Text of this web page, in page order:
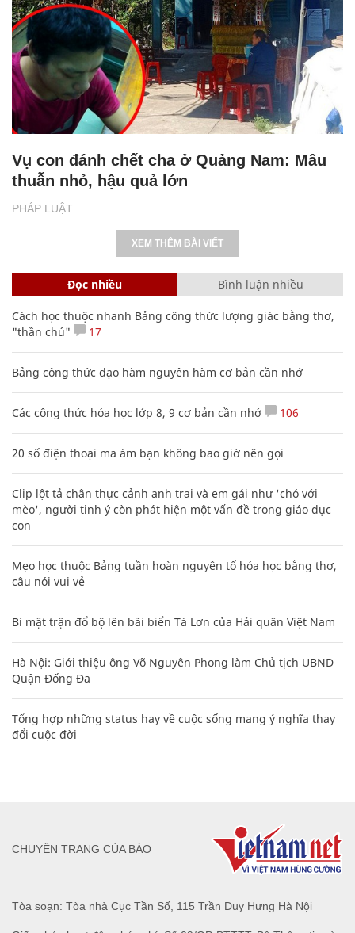
PHÁP LUẬT
Vụ con đánh chết cha ở Quảng Nam: Mâu
thuẫn nhỏ, hậu quả lớn
XEM THÊM BÀI VIẾT
Đọc nhiều Bình luận nhiều
Cách học thuộc nhanh Bảng công thức lượng giác bằng thơ,
"thần chú"
17
Bảng công thức đạo hàm nguyên hàm cơ bản cần nhớ
Các công thức hóa học lớp 8, 9 cơ bản cần nhớ 106
20 số điện thoại ma ám bạn không bao giờ nên gọi
Clip lột tả chân thực cảnh anh trai và em gái như 'chó với
mèo', người tinh ý còn phát hiện một vấn đề trong giáo dục
con
Mẹo học thuộc Bảng tuần hoàn nguyên tố hóa học bằng thơ,
câu nói vui vẻ
Bí mật trận đổ bộ lên bãi biển Tà Lơn của Hải quân Việt Nam
Hà Nội: Giới thiệu ông Võ Nguyên Phong làm Chủ tịch UBND
Quận Đống Đa
Tổng hợp những status hay về cuộc sống mang ý nghĩa thay
đổi cuộc đời
Tòa soạn: Tòa nhà Cục Tần Số, 115 Trần Duy Hưng Hà Nội
CHUYÊN TRANG CỦA BÁO